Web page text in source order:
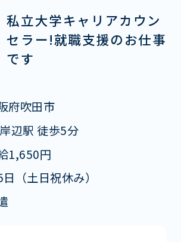
私立大学キャリアカウン
セラー!就職支援のお仕事
です
府吹田市
辺駅 徒歩5分
1,650円
（土日祝休み）